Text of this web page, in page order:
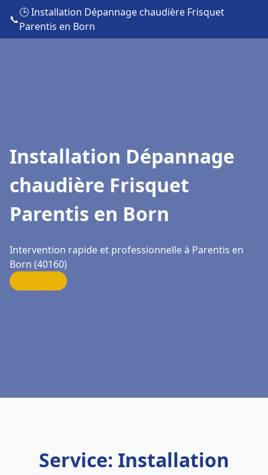
📞
🕒 Installation Dépannage chaudière Frisquet
Parentis en Born
Installation Dépannage
chaudière Frisquet
Parentis en Born
Intervention rapide et professionnelle à Parentis en
Born (40160)
Service: Installation